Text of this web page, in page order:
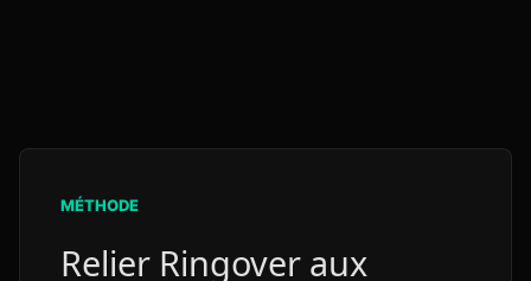
MÉTHODE
Relier Ringover aux